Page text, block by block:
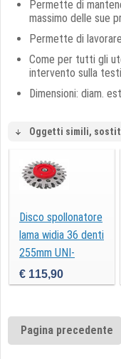
Permette di
massimo delle sue
Permette di
Come per tutti gli
intervento sulla
Dimensioni: diam.
Oggetti simili,
Disco spollonatore
lama widia 36 denti
255mm UNI-
SPOLLY
€ 115,90
Pagina precedente